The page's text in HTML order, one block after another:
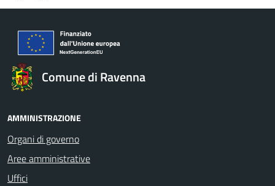
Comune di Ravenna
AMMINISTRAZIONE
Organi di governo
Aree amministrative
Uffici